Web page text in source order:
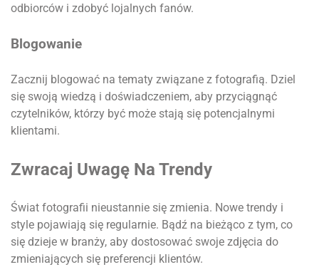
odbiorców i zdobyć lojalnych fanów.
Blogowanie
Zacznij blogować na tematy związane z fotografią. Dziel
się swoją wiedzą i doświadczeniem, aby przyciągnąć
czytelników, którzy być może stają się potencjalnymi
klientami.
Zwracaj Uwagę Na Trendy
Świat fotografii nieustannie się zmienia. Nowe trendy i
style pojawiają się regularnie. Bądź na bieżąco z tym, co
się dzieje w branży, aby dostosować swoje zdjęcia do
zmieniających się preferencji klientów.